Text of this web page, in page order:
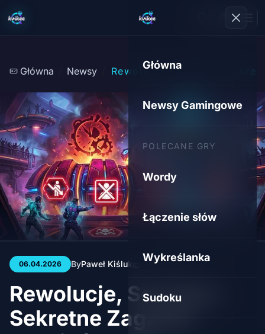
Główna
Newsy Gamingowe
POLECANE GRY
Wordy
Łączenie słów
Wykreślanka
Sudoku
Główna Newsy Rewolucje, Scandal i
06.04.2026 ByPaweł Kiśluk 3 min 38
Rewolucje, Scandal i
Sekretne Zagadki: